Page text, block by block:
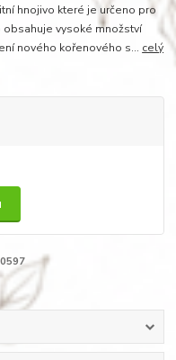
které je určeno pro
obsahuje vysoké množství
nového kořenového s... celý